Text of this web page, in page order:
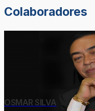
Colaboradores
OSMAR SILVA